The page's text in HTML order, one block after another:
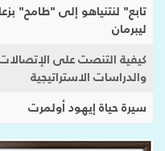
تابع" لنتنياهو إلى "طامح"
ليبرمان
كيفية التنصت على
والدراسات الاستراتيجية
سيرة حياة إيهود أولمرت